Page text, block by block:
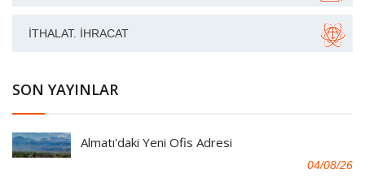
İTHALAT. İHRACAT
SON YAYINLAR
Almatı'daki Yeni Ofis Adresi
04/08/26